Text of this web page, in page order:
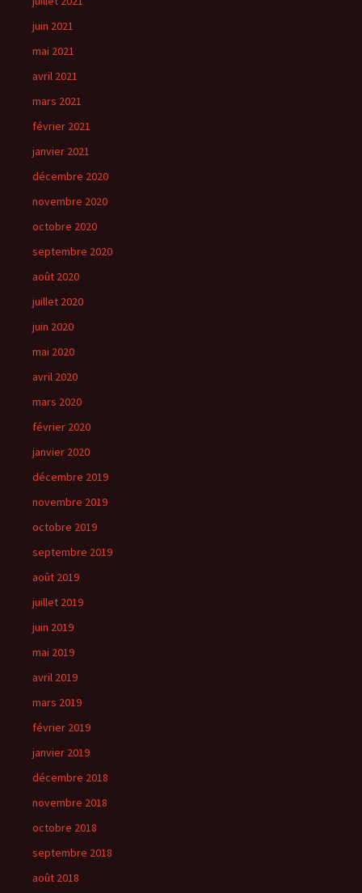
juin 2021
mai 2021
avril 2021
mars 2021
février 2021
janvier 2021
décembre 2020
novembre 2020
octobre 2020
septembre 2020
août 2020
juillet 2020
juin 2020
mai 2020
avril 2020
mars 2020
février 2020
janvier 2020
décembre 2019
novembre 2019
octobre 2019
septembre 2019
août 2019
juillet 2019
juin 2019
mai 2019
avril 2019
mars 2019
février 2019
janvier 2019
décembre 2018
novembre 2018
octobre 2018
septembre 2018
août 2018